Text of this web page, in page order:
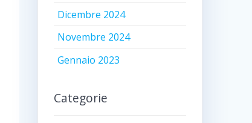
Dicembre 2024
Novembre 2024
Gennaio 2023
Categorie